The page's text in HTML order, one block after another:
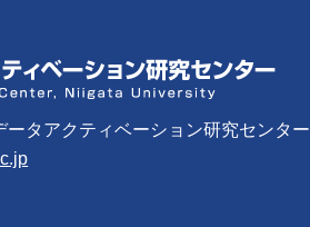
タアクティベーション研究センター